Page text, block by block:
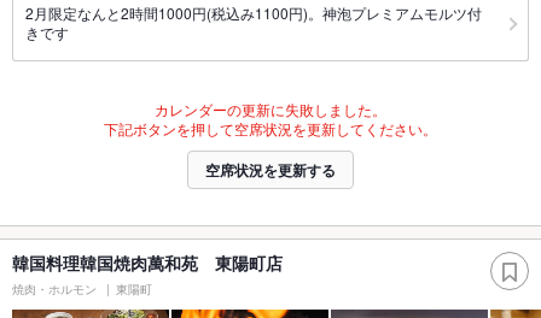
2月限定なんと2時間1000円(税込み1100円)。神泡プレミアムモルツ付
きです
カレンダーの更新に失敗しました。
下記ボタンを押して空席状況を更新してください。
空席状況を更新する
韓国料理韓国焼肉萬和苑 東陽町店
焼肉・ホルモン 東陽町